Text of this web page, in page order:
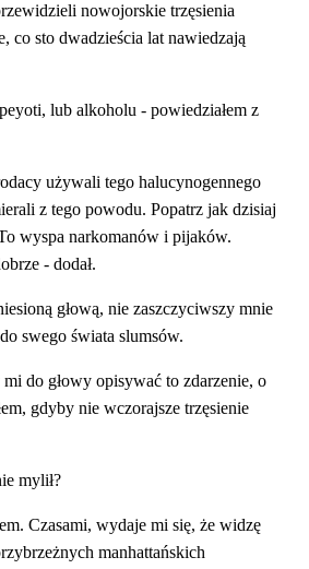
nowojorskie trzęsienia
co sto dwadzieścia lat nawiedzają
lub alkoholu - powiedziałem z
używali tego halucynogennego
z tego powodu. Popatrz jak dzisiaj
wyspa narkomanów i pijaków.
- dodał.
głową, nie zaszczyciwszy mnie
swego świata slumsów.
do głowy opisywać to zdarzenie, o
gdyby nie wczorajsze trzęsienie
mylił?
Czasami, wydaje mi się, że widzę
manhattańskich